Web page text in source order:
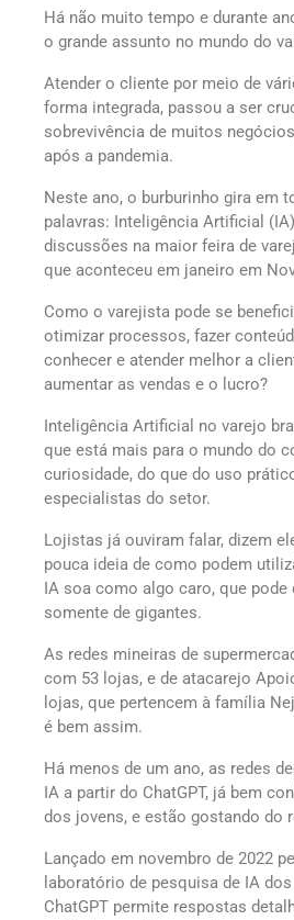
Há não muito tempo e durante
o grande assunto no mundo do
Atender o cliente por meio de
forma integrada, passou a ser
sobrevivência de muitos
após a pandemia.
Neste ano, o burburinho gira em
palavras: Inteligência Artificial
discussões na maior feira de
que aconteceu em janeiro em
Como o varejista pode se
otimizar processos, fazer
conhecer e atender melhor a
aumentar as vendas e o lucro?
Inteligência Artificial no varejo
que está mais para o mundo do
curiosidade, do que do uso
especialistas do setor.
Lojistas já ouviram falar, dizem
pouca ideia de como podem
IA soa como algo caro, que pode
somente de gigantes.
As redes mineiras de
com 53 lojas, e de atacarejo
lojas, que pertencem à família
é bem assim.
Há menos de um ano, as redes
IA a partir do ChatGPT, já bem
dos jovens, e estão gostando do
Lançado em novembro de 2022
laboratório de pesquisa de IA
ChatGPT permite respostas